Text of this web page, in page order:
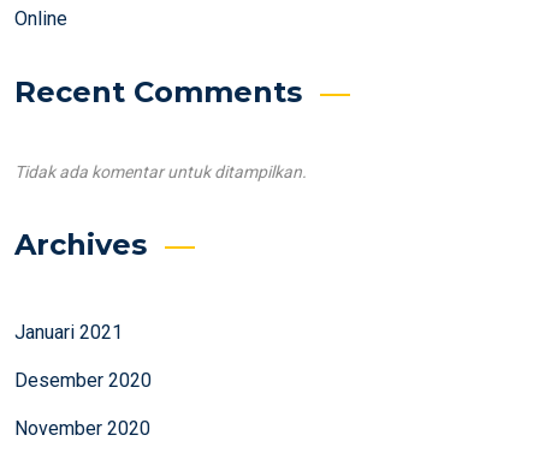
Online
Recent Comments
Tidak ada komentar untuk ditampilkan.
Archives
Januari 2021
Desember 2020
November 2020